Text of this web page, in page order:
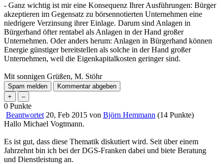
- Ganz wichtig ist mir eine Konsequenz Ihrer Ausführungen: Bürger
akzeptieren im Gegensatz zu börsennotierten Unternehmen eine
niedrigere Verzinsung ihrer Einlage. Darum sind Anlagen in
Bürgerhand öfter rentabel als Anlagen in der Hand großer
Unternehmen. Oder anders herum: Anlagen in Bürgerhand können
Energie günstiger bereitstellen als solche in der Hand großer
Unternehmen, weil die Eigenkapitalkosten geringer sind.
Mit sonnigen Grüßen, M. Stöhr
0 Punkte
Beantwortet 20, Feb 2015 von Björn Hemmann (14 Punkte)
Hallo Michael Vogtmann.
Es ist gut, dass diese Thematik diskutiert wird. Seit über einem
Jahrzehnt bin ich bei der DGS-Franken dabei und biete Beratung
und Dienstleistung an.